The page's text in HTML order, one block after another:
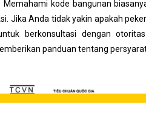
kode bangunan
Jika Anda tidak yakin apakah
berkonsultasi dengan
panduan tentang